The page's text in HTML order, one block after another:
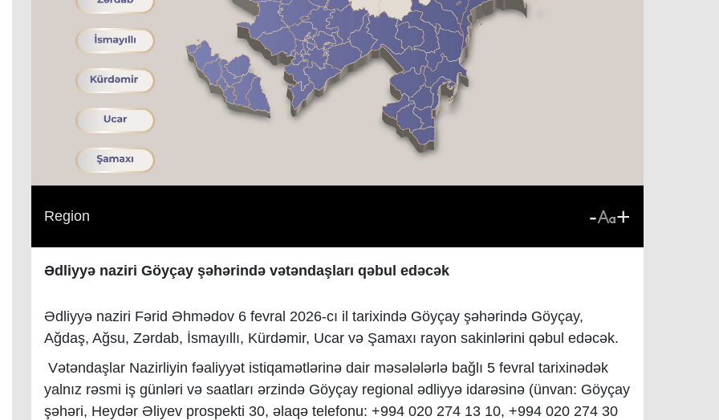
Region - +
Ədliyyə naziri Göyçay şəhərində vətəndaşları qəbul edəcək
Ədliyyə naziri Fərid Əhmədov 6 fevral 2026-cı il tarixində Göyçay şəhərində Göyçay,
Ağdaş, Ağsu, Zərdab, İsmayıllı, Kürdəmir, Ucar və Şamaxı rayon sakinlərini qəbul edəcək.
Vətəndaşlar Nazirliyin fəaliyyət istiqamətlərinə dair məsələlərlə bağlı 5 fevral tarixinədək
yalnız rəsmi iş günləri və saatları ərzində Göyçay regional ədliyyə idarəsinə (ünvan: Göyçay
şəhəri, Heydər Əliyev prospekti 30, əlaqə telefonu: +994 020 274 13 10, +994 020 274 30